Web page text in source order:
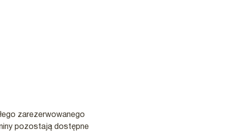
zarezerwowanego
pozostają dostępne